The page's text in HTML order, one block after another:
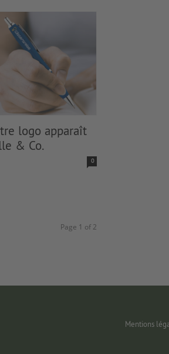
logo apparaît
& Co.
0
Page 1 of 2
Mentions